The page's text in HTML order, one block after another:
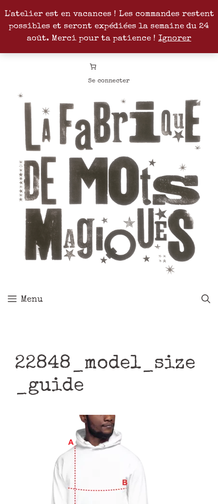
L'atelier est en vacances ! Les commandes restent
possibles et seront expédiées la semaine du 24
août. Merci pour ta patience ! Ignorer
InstagramPinterest Patreon
Se connecter
Menu
22848_model_size
_guide